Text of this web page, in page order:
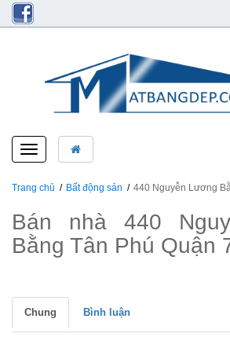
Toggle
navigation
Trang chủ Bất động sản 440 Nguyễn Lương
Bán nhà 440
Bằng Tân Phú Quận
Chung Bình luận